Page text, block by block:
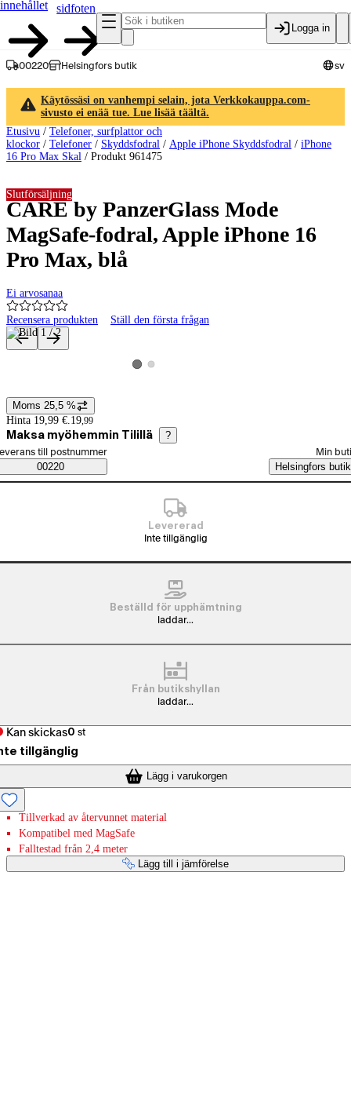
innehållet
sidfoten
Logga in
00220 Helsingfors butik sv
Käytössäsi on vanhempi selain, jota Verkkokauppa.com-
sivusto ei enää tue. Lue lisää täältä.
Etusivu / Telefoner, surfplattor och
klockor / Telefoner / Skyddsfodral / Apple iPhone Skyddsfodral / iPhone
16 Pro Max Skal / Produkt 961475
CARE by PanzerGlass Mode
MagSafe-fodral, Apple iPhone 16
Pro Max, blå
Ei arvosanaa
Recensera produkten Ställ den första frågan
Slutförsäljning
Produktbilder och videor
Visa produktbild 1
Visa produktbild 2
Prisinformation
Moms 25,5 %
Hinta 19,99 €. 19,99
Maksa myöhemmin Tilillä ?
Saatavuustiedot
beställningssätt
till postnummer
00220
Min
Helsingfors butik
Levererad
Inte tillgänglig
Beställd för upphämtning
laddar...
Från butikshyllan
laddar...
Kan skickas0 st
tillgänglig
Lägg i varukorgen
Tillverkad av återvunnet material
Kompatibel med MagSafe
Falltestad från 2,4 meter
Lägg till i jämförelse